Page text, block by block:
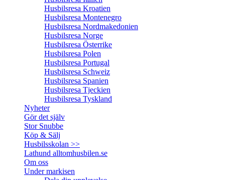
Husbilsresa Kroatien
Husbilsresa Montenegro
Husbilsresa Nordmakedonien
Husbilsresa Norge
Husbilsresa Österrike
Husbilsresa Polen
Husbilsresa Portugal
Husbilsresa Schweiz
Husbilsresa Spanien
Husbilsresa Tjeckien
Husbilsresa Tyskland
Nyheter
Gör det själv
Stor Snubbe
Köp & Sälj
Husbilsskolan >>
Lathund alltomhusbilen.se
Om oss
Under markisen